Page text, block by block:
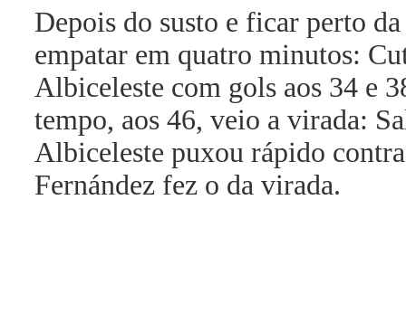
Depois do susto e ficar perto
empatar em quatro minutos:
Albiceleste com gols aos 34 e
tempo, aos 46, veio a virada:
Albiceleste puxou rápido
Fernández fez o da virada.